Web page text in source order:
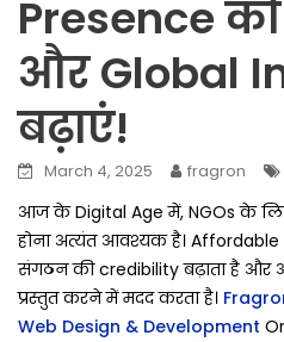
Presence
और Global
बढ़ाएं!
March 4, 2025 fragron
आज के Digital Age में, NGOs के
होना अत्यंत आवश्यक है।
संगठन की credibility बढ़ाता है और
प्रस्तुत करने में मदद करता है।
Web Design & Development